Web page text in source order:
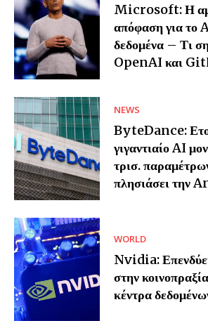
Microsoft: Η
απόφαση για το
δεδομένα – Τι
OpenAI και
NEWS
ByteDance:
γιγαντιαίο AI
τρισ.
πλησιάσει την
WORLD
Nvidia:
στην
κέντρα